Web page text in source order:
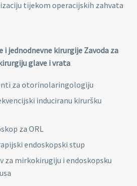
tijekom operacijskih zahvata
i jednodnevne kirurgije Zavoda za
glave i vrata
za otorinolaringologiju
induciranu kiruršku
za ORL
endoskopski stup
za mirkokirugiju i endoskopsku